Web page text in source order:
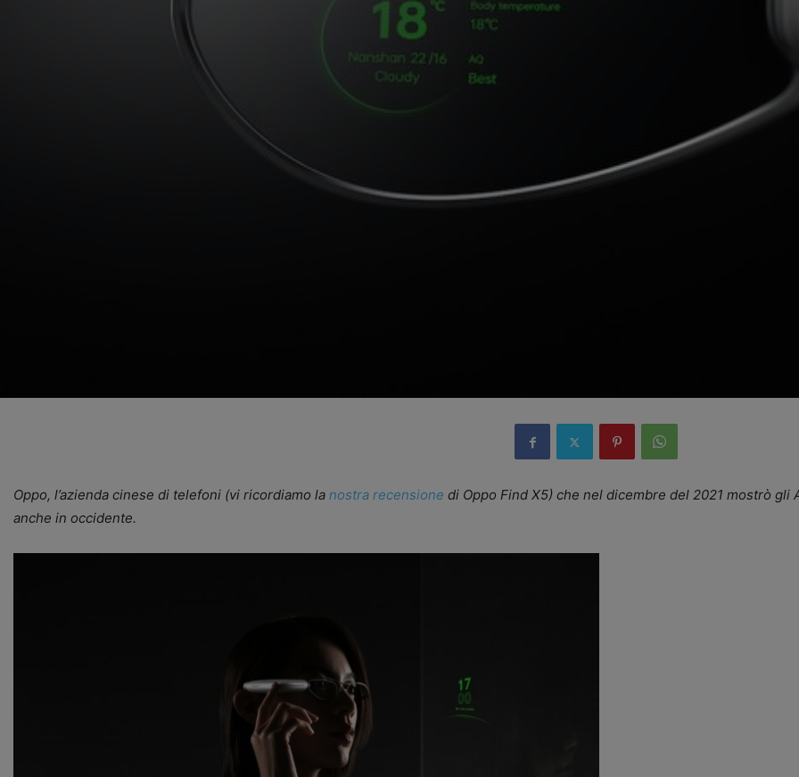
Oppo, l’azienda cinese di telefoni (vi ricordiamo la nostra recensione di Oppo Find X5) che nel dicembre del 2021 mostrò
anche in occidente.